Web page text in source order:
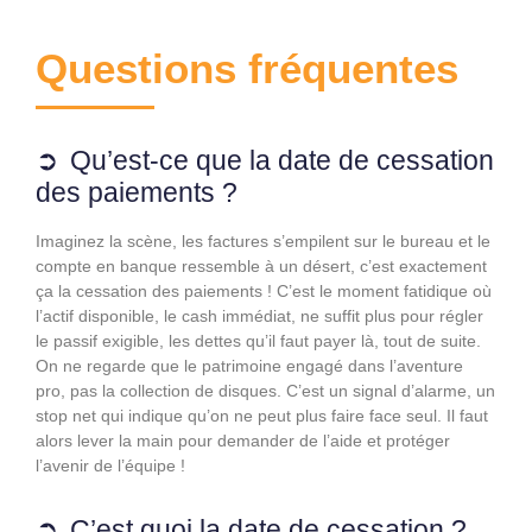
Questions fréquentes
Qu’est-ce que la date de cessation
des paiements ?
Imaginez la scène, les factures s’empilent sur le bureau et le
compte en banque ressemble à un désert, c’est exactement
ça la cessation des paiements ! C’est le moment fatidique où
l’actif disponible, le cash immédiat, ne suffit plus pour régler
le passif exigible, les dettes qu’il faut payer là, tout de suite.
On ne regarde que le patrimoine engagé dans l’aventure
pro, pas la collection de disques. C’est un signal d’alarme, un
stop net qui indique qu’on ne peut plus faire face seul. Il faut
alors lever la main pour demander de l’aide et protéger
l’avenir de l’équipe !